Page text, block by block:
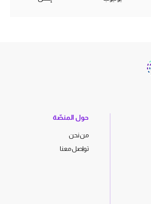
حول المنصّة
من نحن
تواصل معنا